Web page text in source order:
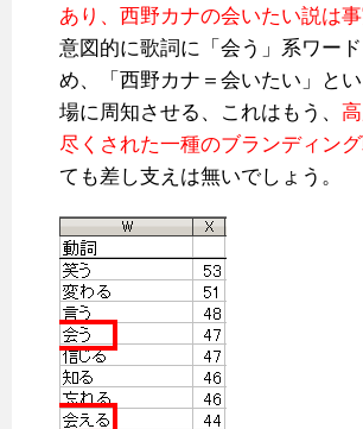
あり、西野カナの会いたい説は
意図的に歌詞に「会う」系ワー
め、「西野カナ＝会いたい」と
場に周知させる、これはもう、
尽くされた一種のブランディン
ても差し支えは無いでしょう 。